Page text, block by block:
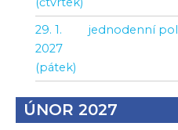
29. 1.
2027
(pátek)
jednodenní
ÚNOR 2027